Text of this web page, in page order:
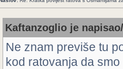
Kaftanzoglio je
Ne znam previše tu
kod ratovanja da